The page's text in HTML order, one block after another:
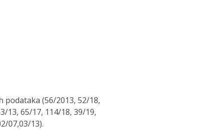
(56/2013, 52/18,
13, 65/17, 114/18, 39/19,
07,03/13).